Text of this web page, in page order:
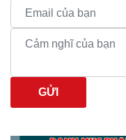
GỬI